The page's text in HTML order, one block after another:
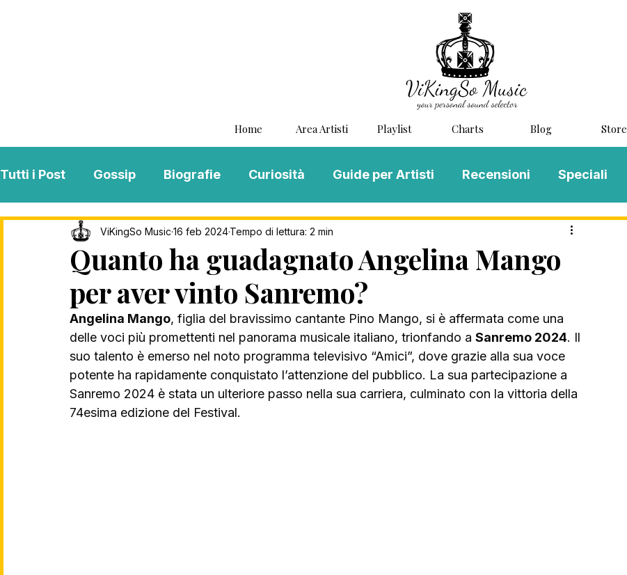
Home Area Artisti Playlist Charts Blog Store
Tutti i Post Gossip Biografie Curiosità Guide per Artisti Recensioni Speciali
Interviste ViKingSo Music MENTAL BLOG MUSIC
Song Of The Week Charts Playlist
Quanto ha guadagnato Angelina Mango
per aver vinto Sanremo?
ViKingSo Music 16 feb 2024Tempo di lettura: 2 min
Angelina Mango, figlia del bravissimo cantante Pino Mango, si è affermata come una
delle voci più promettenti nel panorama musicale italiano, trionfando a Sanremo 2024. Il
suo talento è emerso nel noto programma televisivo “Amici”, dove grazie alla sua voce
potente ha rapidamente conquistato l’attenzione del pubblico. La sua partecipazione a
Sanremo 2024 è stata un ulteriore passo nella sua carriera, culminato con la vittoria della
74esima edizione del Festival.